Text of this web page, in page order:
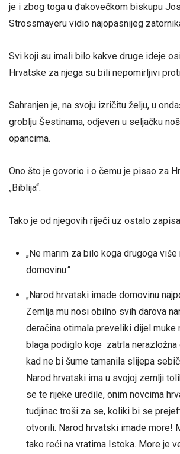
je i zbog toga u đakovečkom biskupu
Strossmayeru vidio najopasnijeg
Svi koji su imali bilo kakve druge ideje
Hrvatske za njega su bili nepomirljivi
Sahranjen je, na svoju izričitu želju, u
groblju Šestinama, odjeven u seljačku
opancima.
Ono što je govorio i o čemu je pisao za
„Biblija“.
Tako je od njegovih riječi uz ostalo
„Ne marim za bilo koga drugoga
domovinu.“
„Narod hrvatski imade domovinu
Zemlja mu nosi obilno svih darova
deračina otimala preveliki dijel muke
blaga podiglo koje zatrla nerazložna
kad ne bi šume tamanila slijepa
Narod hrvatski ima u svojoj zemlji
se te rijeke uredile, onim novcima
tudjinac troši za se, koliki bi se
otvorili. Narod hrvatski imade more!
tako reći na vratima Istoka. More je